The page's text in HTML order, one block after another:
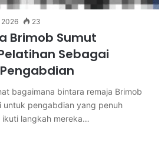
2026 23
Brimob Sumut
Sebagai
bagaimana bintara remaja Brimob
untuk pengabdian yang penuh
langkah mereka…